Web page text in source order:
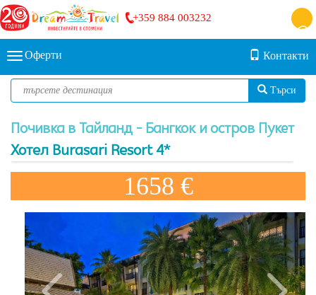
+359 884 003232
Оферти Контакти
Търси
Почивка в Тайланд - Бангкок и остров Пукет
Хотел Burasari Resort 4*
1658 €